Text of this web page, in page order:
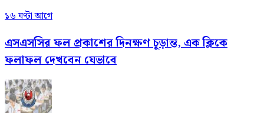
১৬ ঘণ্টা আগে
এসএসসির ফল প্রকাশের দিনক্ষণ চূড়ান্ত, এক ক্লিকে
ফলাফল দেখবেন যেভাবে